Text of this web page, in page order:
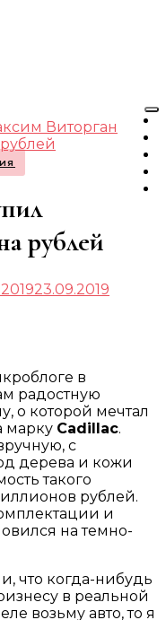
Виторган
рублей
23.09.2019
в
радостную
о которой мечтал
марку Cadillac.
с
дерева и кожи
такого
рублей.
и
на темно-
что когда-нибудь
в реальной
возьму авто, то я